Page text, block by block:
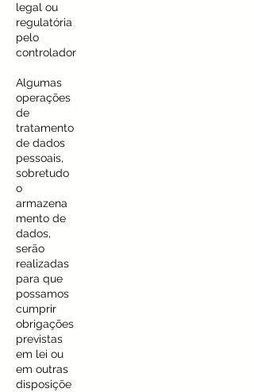
legal ou
regulatória
pelo
controlador
Algumas
operações
de
tratamento
de dados
pessoais,
sobretudo
o
armazena
mento de
dados,
serão
realizadas
para que
possamos
cumprir
obrigações
previstas
em lei ou
em outras
disposiçõe